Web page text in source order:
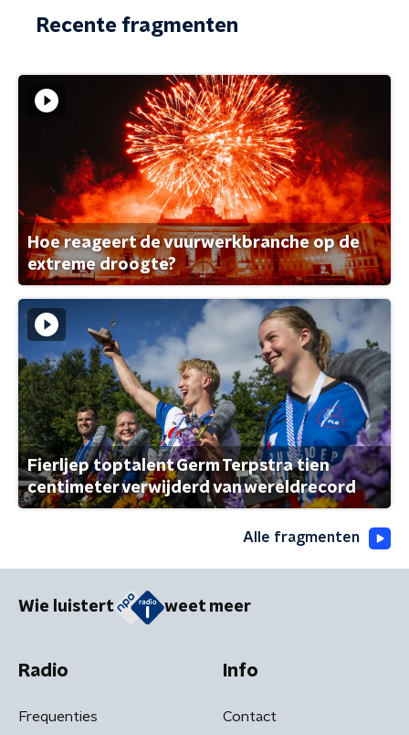
Recente fragmenten
Hoe reageert de vuurwerkbranche op de
extreme droogte?
Fierljep toptalent Germ Terpstra tien
centimeter verwijderd van wereldrecord
Alle fragmenten
Wie luistert weet meer
Radio
Frequenties
Info
Contact